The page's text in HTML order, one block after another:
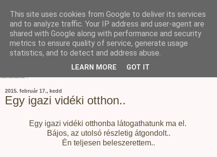
2015. február 17., kedd
Egy igazi vidéki otthon..
Egy igazi vidéki otthonba látogathatunk ma el.
Bájos, az utolsó részletig átgondolt..
Én teljesen beleszerettem..
This site uses cookies from Google to deliver its services
and to analyze traffic. Your IP address and user-agent are
shared with Google along with performance and security
metrics to ensure quality of service, generate usage
statistics, and to detect and address abuse.
LEARN MORE GOT IT